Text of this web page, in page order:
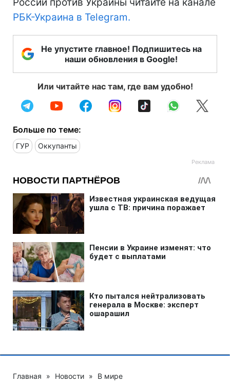
РБК-Украина в Telegram.
Не упустите главное! Подпишитесь на
наши обновления в Google!
Или читайте нас там, где вам удобно!
Больше по теме:
ГУР Оккупанты
Главная » Новости » В мире